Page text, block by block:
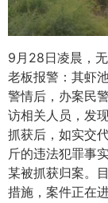
9月28日凌晨，
老板报警：其虾
警情后，办案民
访相关人员，发
抓获后，如实交
斤的违法犯罪事
某被抓获归案。
措施，案件正在